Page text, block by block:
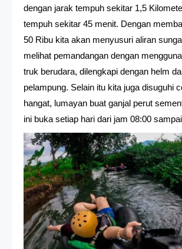
dengan jarak tempuh sekitar 1,5
tempuh sekitar 45 menit. Dengan
50 Ribu kita akan menyusuri aliran
melihat pemandangan dengan
truk berudara, dilengkapi dengan helm
pelampung. Selain itu kita juga disuguhi
hangat, lumayan buat ganjal perut
ini buka setiap hari dari jam 08:00